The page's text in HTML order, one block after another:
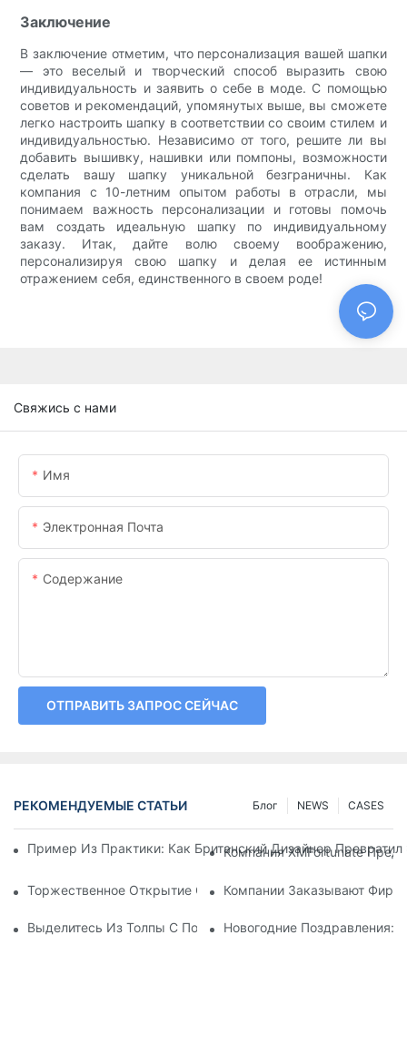
Заключение
В заключение отметим, что персонализация вашей шапки
— это веселый и творческий способ выразить свою
индивидуальность и заявить о себе в моде. С помощью
советов и рекомендаций, упомянутых выше, вы сможете
легко настроить шапку в соответствии со своим стилем и
индивидуальностью. Независимо от того, решите ли вы
добавить вышивку, нашивки или помпоны, возможности
сделать вашу шапку уникальной безграничны. Как
компания с 10-летним опытом работы в отрасли, мы
понимаем важность персонализации и готовы помочь
вам создать идеальную шапку по индивидуальному
заказу. Итак, дайте волю своему воображению,
персонализируя свою шапку и делая ее истинным
отражением себя, единственного в своем роде!
Свяжись с нами
Имя
Электронная Почта
Содержание
ОТПРАВИТЬ ЗАПРОС СЕЙЧАС
РЕКОМЕНДУЕМЫЕ СТАТЬИ CASES
NEWS
Блог
Пример Из Практики: Как Британский Дизайнер
Компания XMFortunate
Торжественное Открытие Состоится В Праздничные Дни
Компании Заказывают
Выделитесь Из Толпы С Помощью Персонализированных
Новогодние Поздравления: